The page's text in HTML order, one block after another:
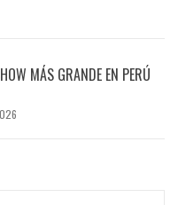
MÁS GRANDE EN PERÚ